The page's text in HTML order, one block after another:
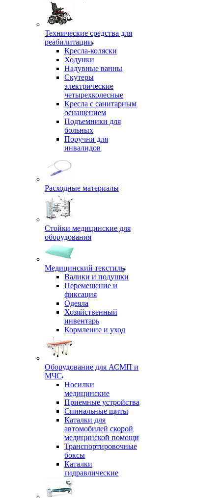
Технические средства для
реабилитации
Кресла-коляски
Ходунки
Надувные ванны
Скутеры
электрические
четырехколесные
Кресла с санитарным
оснащением
Подъемники для
больных
Поручни для
инвалидов
Расходные материалы
Стойки медицинские для
оборудования
Медицинский текстиль
Валики и подушки
Перемещение и
фиксация
Одеяла
Хозяйственный
инвентарь
Кормление и уход
Оборудование для АСМП и
МЧС
Носилки
медицинские
Приемные устройства
Спинальные щиты
Каталки для
автомобилей скорой
медицинской помощи
Транспортировочные
боксы
Каталки
гидравлические